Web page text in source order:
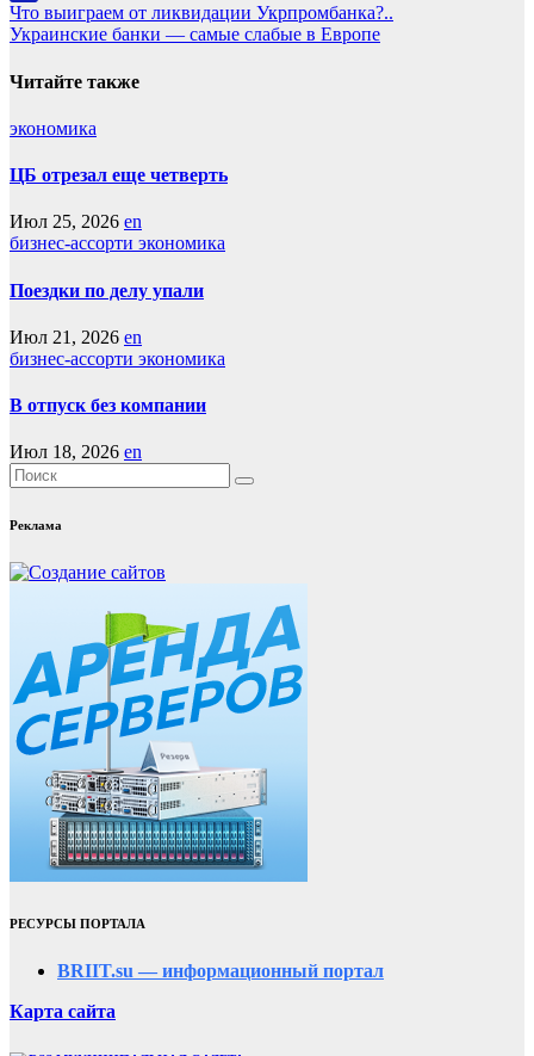
LiveJournal
Навигация
по
записям
Что выиграем от ликвидации Укрпромбанка?..
Украинские банки — самые слабые в Европе
Читайте также
экономика
ЦБ отрезал еще четверть
Июл 25, 2026 en
бизнес-ассорти экономика
Поездки по делу упали
Июл 21, 2026 en
бизнес-ассорти экономика
В отпуск без компании
Июл 18, 2026 en
Реклама
РЕСУРСЫ ПОРТАЛА
BRIIT.su — информационный портал
Карта сайта